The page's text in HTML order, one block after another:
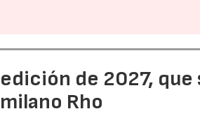
de 2027, que
Rho